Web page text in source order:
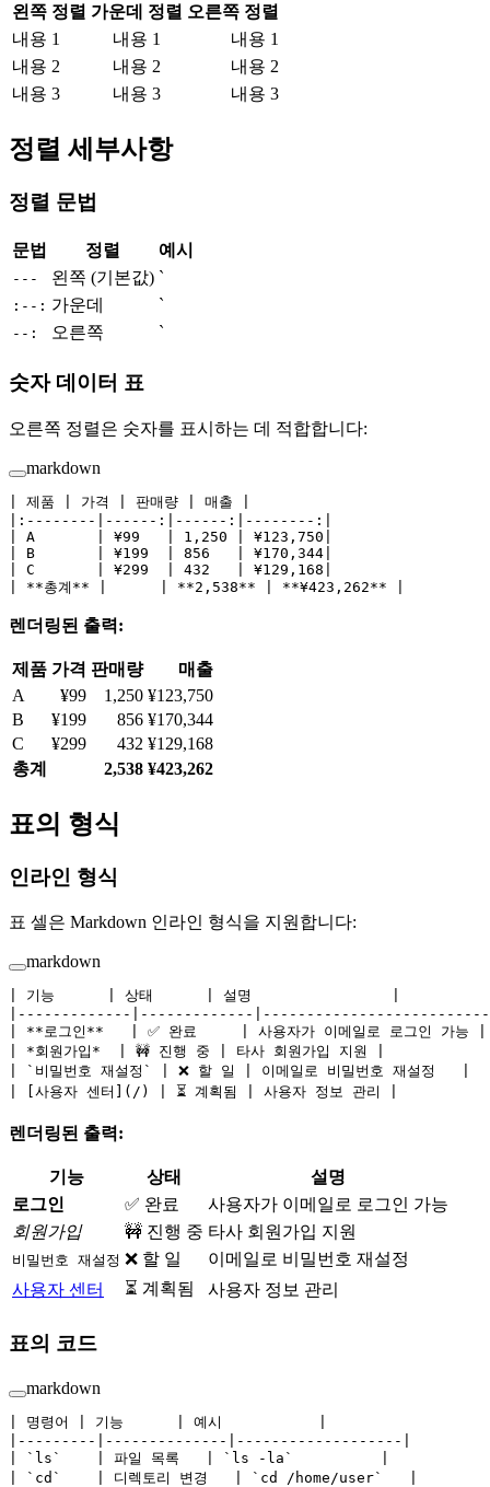
왼쪽 정렬 가운데 정렬 오른쪽 정렬
내용 1
내용 1
내용 1
내용 2
내용 2
내용 2
내용 3
내용 3 내용 3
정렬 세부사항
정렬 문법
문법 정렬 예시
--- 왼쪽 (기본값) `
:--: 가운데 `
--: 오른쪽 `
숫자 데이터 표
오른쪽 정렬은 숫자를 표시하는 데 적합합니다:
markdown
| 제품 | 가격 | 판매량 | 매출 |
|:--------|------:|------:|--------:|
| A       | ¥99   | 1,250 | ¥123,750|
| B       | ¥199  | 856   | ¥170,344|
| C       | ¥299  | 432   | ¥129,168|
**총계** **2,538** **¥423,262**
렌더링된 출력:
제품 가격 판매량
매출
A
¥99 1,250 ¥123,750
B
¥199 856 ¥170,344
C
¥299 432 ¥129,168
총계
2,538 ¥423,262
표의 형식
인라인 형식
표 셀은 Markdown 인라인 형식을 지원합니다:
markdown
| 기능      | 상태      | 설명                |
|-------------|-------------
**로그인**
   | ✅ 완료     | 사용자가 이메일로 로그인 가능 |
*회원가입*
  | 🚧 진행 중 | 타사 회원가입 지원 |
`비밀번호 재설정`
| ❌ 할 일 | 이메일로 비밀번호 재설정   |
사용자 센터 ]( / ) | ⏳ 계획됨 | 사용자 정보 관리 |
렌더링된 출력:
기능 상태
설명
로그인
✅ 완료
사용자가 이메일로 로그인 가능
회원가입
🚧 진행 중 타사 회원가입 지원
비밀번호 재설정 ❌ 할 일
이메일로 비밀번호 재설정
사용자 센터
⏳ 계획됨 사용자 정보 관리
표의 코드
markdown
| 명령어 | 기능      | 예시           |
|---------|--------------|-------------------|
`ls`
    | 파일 목록   |
`ls -la`
`cd`
    | 디렉토리 변경   |
`cd /home/user`